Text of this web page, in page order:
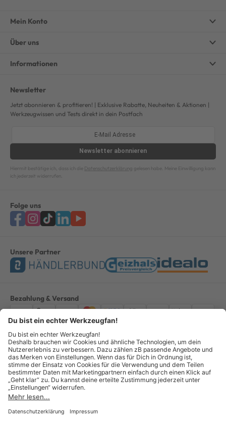
Mein Konto
Über uns
Informationen
Newsletter
Jetzt abonnieren & profitieren! | Exklusive Rabatte, Neuheiten & Aktionen |
Werkzeugwissen und Tests direkt in dein Postfach
Newsletter abonnieren
Hiermit bestätige ich, dass ich die Datenschutzerklärung gelesen habe. Meine Einwilligung kann
ich jederzeit widerrufen.
Folge uns
Unsere Partner
Bezahlung & Versand
ImpressumAGBDatenschutzWiderruf Vertrag widerrufen
Alle Preise verstehen sich inkl. ges. MwSt. *Kostenloser Versand innerhalb
Deutschlands, bei Bestellungen ab 100,00 Euro.
© Copyright 2026 GOTOOLS GmbH - Alle Rechte vorbehalten. powered by
createyourtemplate